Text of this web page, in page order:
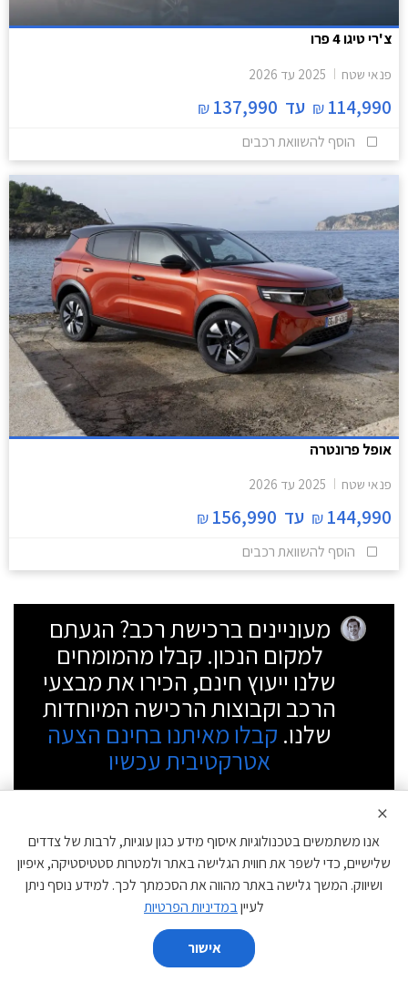
צ'רי טיגו 4 פרו
פנאי שטח 2025 עד 2026
114,990
₪ עד 137,990
₪
הוסף להשוואת רכבים
אופל פרונטרה
פנאי שטח 2025 עד 2026
144,990
₪ עד 156,990
₪
הוסף להשוואת רכבים
מעוניינים ברכישת רכב? הגעתם
למקום הנכון. קבלו מהמומחים
שלנו ייעוץ חינם, הכירו את מבצעי
הרכב וקבוצות הרכישה המיוחדות
שלנו. קבלו מאיתנו בחינם הצעה
אטרקטיבית עכשיו
התקשרו אומלאו פרטים ונחזור אליכם בהקדם
×
אנו משתמשים בטכנולוגיות איסוף מידע כגון עוגיות, לרבות של צדדים
שלישיים, כדי לשפר את חווית הגלישה באתר ולמטרות סטטיסטיקה, איפיון
ושיווק. המשך גלישה באתר מהווה את הסכמתך לכך. למידע נוסף ניתן
לעייןבמדיניות הפרטיות
אישור